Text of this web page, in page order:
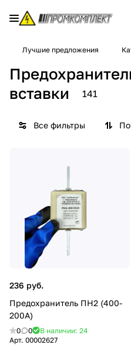
Лучшие предложения
вставки
141
Все фильтры
236 руб.
Предохранитель ПН2 (400-
200А)
0 0
В наличии: 24
Арт. 00002627